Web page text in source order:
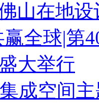
山在地
赢全球|第
大举行
成空间